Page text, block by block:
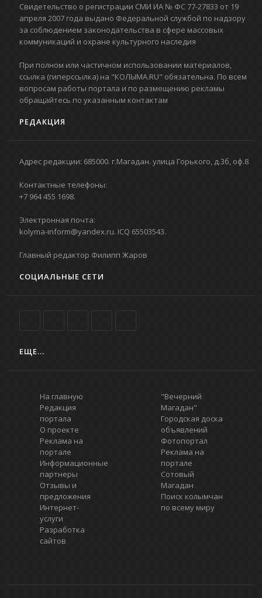
Свидетельство о регистрации СМИ ИА № ФС 77-27833 от 19
апреля 2007 года выдано Федеральной службой по надзору
за соблюдением законодательства в сфере массовых
коммуникаций и охране культурного наследия
При полном или частичном использовании материалов,
ссылка (гиперссылка) на "КОЛЫМА.RU" обязательна. По всем
вопросам работы портала и по размещению рекламы
обращайтесь по указанным контактам
РЕДАКЦИЯ
Адрес редакции: 685000. г.Магадан. улица Горького, д.3б, оф.8
Контактные телефоны:
+7 964 455 1698.
Электронная почта:
kolyma-inform@yandex.ru. ICQ 65503543.
Главный редактор Филипп Жаров
СОЦИАЛЬНЫЕ СЕТИ
ЕЩЕ...
На главную
Редакция
портала
О проекте
Реклама на
портале
Информационные
партнеры
Отзывы и
предложения
Интернет-
услуги
Разработка
сайтов
"Вечерний
Магадан"
Городская доска
объявлений
Фотопортал
Реклама на
портале
Сотовый
Магадан
Поиск колымчан
по всему миру